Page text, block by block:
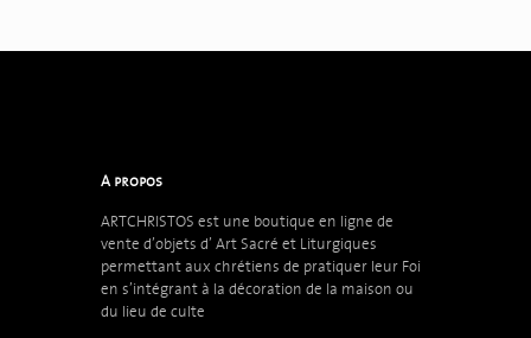
A propos
ARTCHRISTOS est une boutique en ligne de
vente d’objets d’Art Sacré et Liturgiques
permettant aux chrétiens de pratiquer leur Foi
en s’intégrant à la décoration de la maison ou
du lieu de culte